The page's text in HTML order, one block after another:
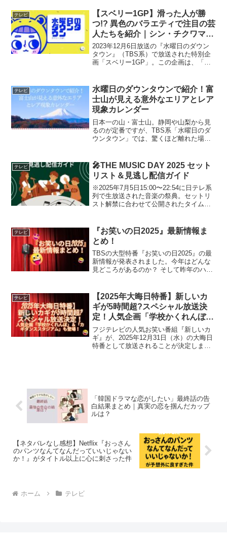
的な展開で視聴者の心を鷲掴みにしまし
た。企画の...
テレビ
【スベリー1GP】滑った人が勝
つ!? 異色のバラエティで注目の芸
人たちを紹介｜シン・チクワマ
ン、チョッキG T5000、前島と
は？
2023年12月6日放送の『水曜日のダウン
タウン』（TBS系）で放送された特別企
画「スベリー1GP」。この企画は、「一
す。ネタが面白ければ負け、滑れば勝ち
という構成に、...
テレビ
水曜日のダウンタウンで紹介！富
士山が見える意外なエリアとレア
現象カレンダー
日本一の山・富士山。静岡や山梨から見
るのが定番ですが、TBS系「水曜日のダ
ウンタウン」では、驚くほど離れた場所
を通して、条件が揃ったときにしか見ら
れない「レア現象」も存...
テレビ
🎤THE MUSIC DAY 2025 セット
リスト＆見逃し配信ガイド
※2025年7月5日15:00〜22:54に日テレ系
列で生放送された音楽の祭典。セットリ
スト解禁に合わせて公開されたタイムテ
ル順15時台INI：「MORE」岸谷香超特...
テレビ
『お笑いの日2025』最新情報ま
とめ！
TBSの大型特番『お笑いの日2025』の最
新情報が発表されました。今年はどんな
見どころがあるのか？ そして昨年のハプ
『お笑いの日2025』放送概要放送日：
2025年10...
テレビ
【2025年大晦日特番】新しいカ
ギが5時間超?スペシャル放送決
定！人気企画「学校かくれんぼ」
＆「カギダンススタジアム」も登
場！
フジテレビの人気お笑い番組『新しいカ
ギ』が、2025年12月31日（水）の大晦日
特番として放送されることが決定しまし
「韓国ドラマな恋がしたい」最終話の告
白結果まとめ｜真実の恋を掴んだカップ
ルは？
【ネタバレなし感想】Netflix『おっさん
のパンツなんてなんだっていいじゃない
か！』がタイトル以上に心に刺さった件
ホーム テレビ